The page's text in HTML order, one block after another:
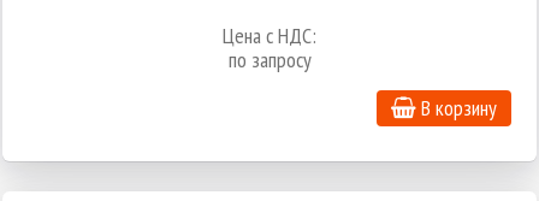
Цена с НДС:
по запросу
В корзину